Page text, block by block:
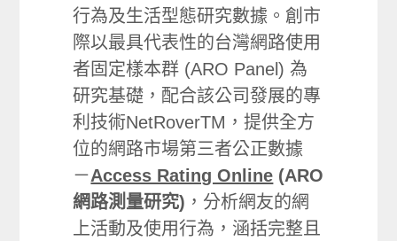
行為及生活型態研究數據。創市
際以最具代表性的台灣網路使用
者固定樣本群 (ARO Panel) 為
研究基礎，配合該公司發展的專
利技術NetRoverTM，提供全方
位的網路市場第三者公正數據
－Access Rating Online (ARO
網路測量研究) ，分析網友的網
上活動及使用行為，涵括完整且